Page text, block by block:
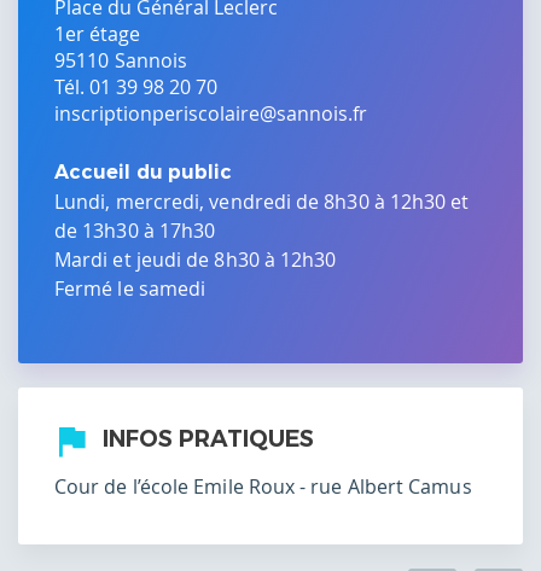
Place du Général Leclerc
1er étage
95110 Sannois
Tél. 01 39 98 20 70
inscriptionperiscolaire@sannois.fr
Accueil du public
Lundi, mercredi, vendredi de 8h30 à 12h30 et
de 13h30 à 17h30
Mardi et jeudi de 8h30 à 12h30
Fermé le samedi
INFOS PRATIQUES
Cour de l’école Emile Roux - rue Albert Camus